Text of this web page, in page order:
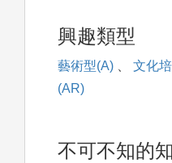
興趣類型
藝術型(A) 、 文化
(AR)
不可不知的